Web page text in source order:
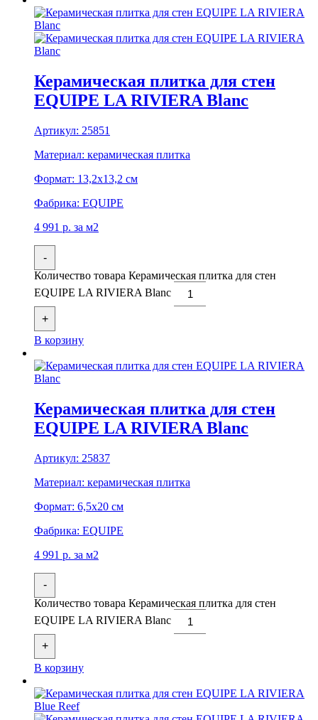
Керамическая плитка для стен
EQUIPE LA RIVIERA Blanc
Артикул: 25851
Материал: керамическая плитка
Формат: 13,2x13,2 см
Фабрика: EQUIPE
4 991 р. за м2
-
Количество товара Керамическая плитка для стен
EQUIPE LA RIVIERA Blanc
+
В корзину
Керамическая плитка для стен
EQUIPE LA RIVIERA Blanc
Артикул: 25837
Материал: керамическая плитка
Формат: 6,5x20 см
Фабрика: EQUIPE
4 991 р. за м2
-
Количество товара Керамическая плитка для стен
EQUIPE LA RIVIERA Blanc
+
В корзину